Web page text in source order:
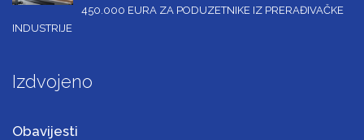
450.000 EURA ZA PODUZETNIKE IZ PRERAĐIVAČKE
INDUSTRIJE
Izdvojeno
Obavijesti